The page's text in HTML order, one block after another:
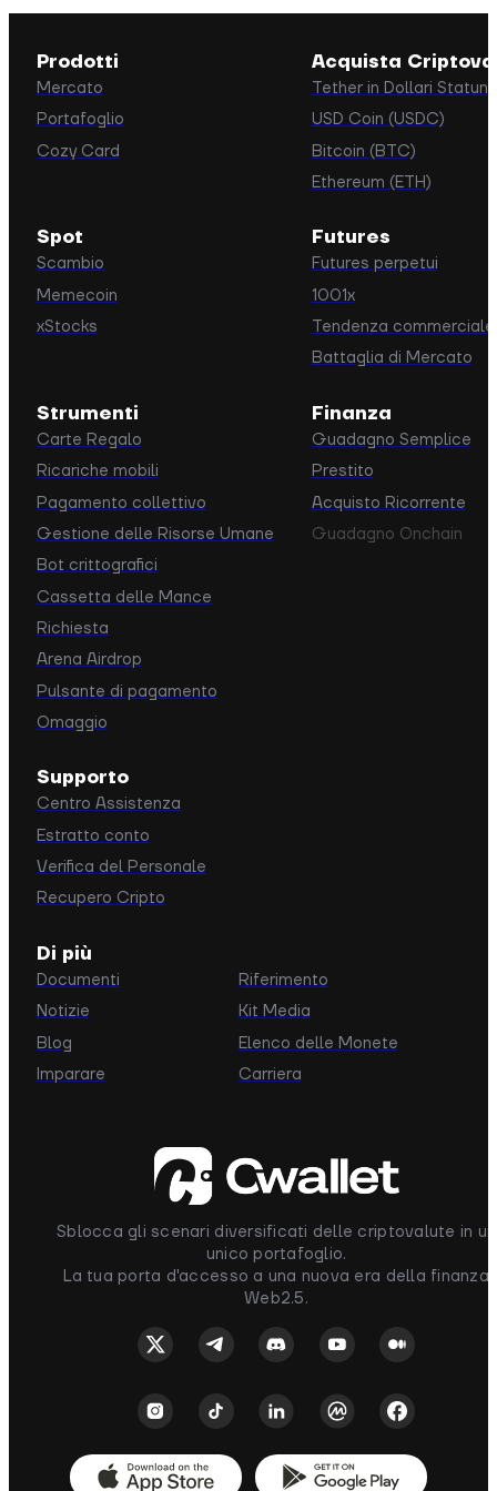
l'utilizzo dello strumento in questione o per
pagare una commissione di rete su alcune
come ad esempio le commissioni su
come 'on-chain fees').
Sblocca gli scenari diversificati delle criptovalute in un
unico portafoglio.
La tua porta d'accesso a una nuova era della finanza
Web2.5.
Prodotti
Mercato
Portafoglio
Cozy Card
Acquista
Tether in Dollari
USD Coin (USDC)
Bitcoin (BTC)
Ethereum (ETH)
Spot
Scambio
Memecoin
xStocks
Futures
Futures perpetui
1001x
Tendenza commerciale
Battaglia di Mercato
Strumenti
Carte Regalo
Ricariche mobili
Pagamento collettivo
Gestione delle Risorse Umane
Bot crittografici
Cassetta delle Mance
Richiesta
Arena Airdrop
Pulsante di pagamento
Omaggio
Finanza
Guadagno Semplice
Prestito
Acquisto Ricorrente
Guadagno Onchain
Supporto
Centro Assistenza
Estratto conto
Verifica del Personale
Recupero Cripto
Di più
Documenti
Notizie
Blog
Imparare
Riferimento
Kit Media
Elenco delle Monete
Carriera